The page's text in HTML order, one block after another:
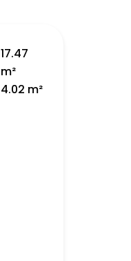
17.47
m²
4.02 m²